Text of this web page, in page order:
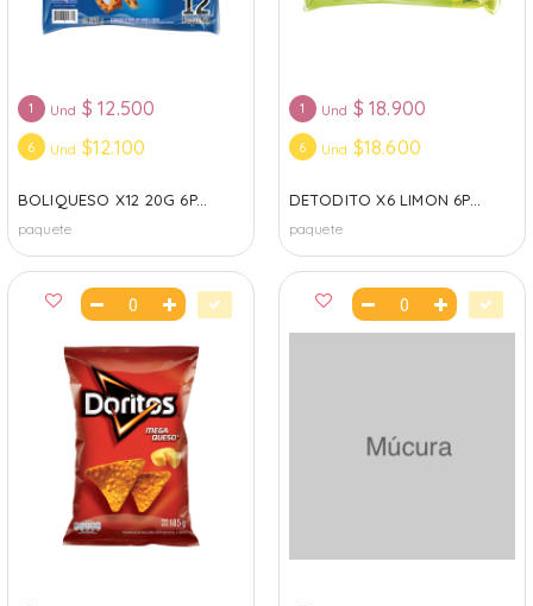
1 Und $ 12.500
6 Und $12.100
BOLIQUESO X12 20G 6P...
paquete
1 Und $ 18.900
6 Und $18.600
DETODITO X6 LIMON 6P...
paquete